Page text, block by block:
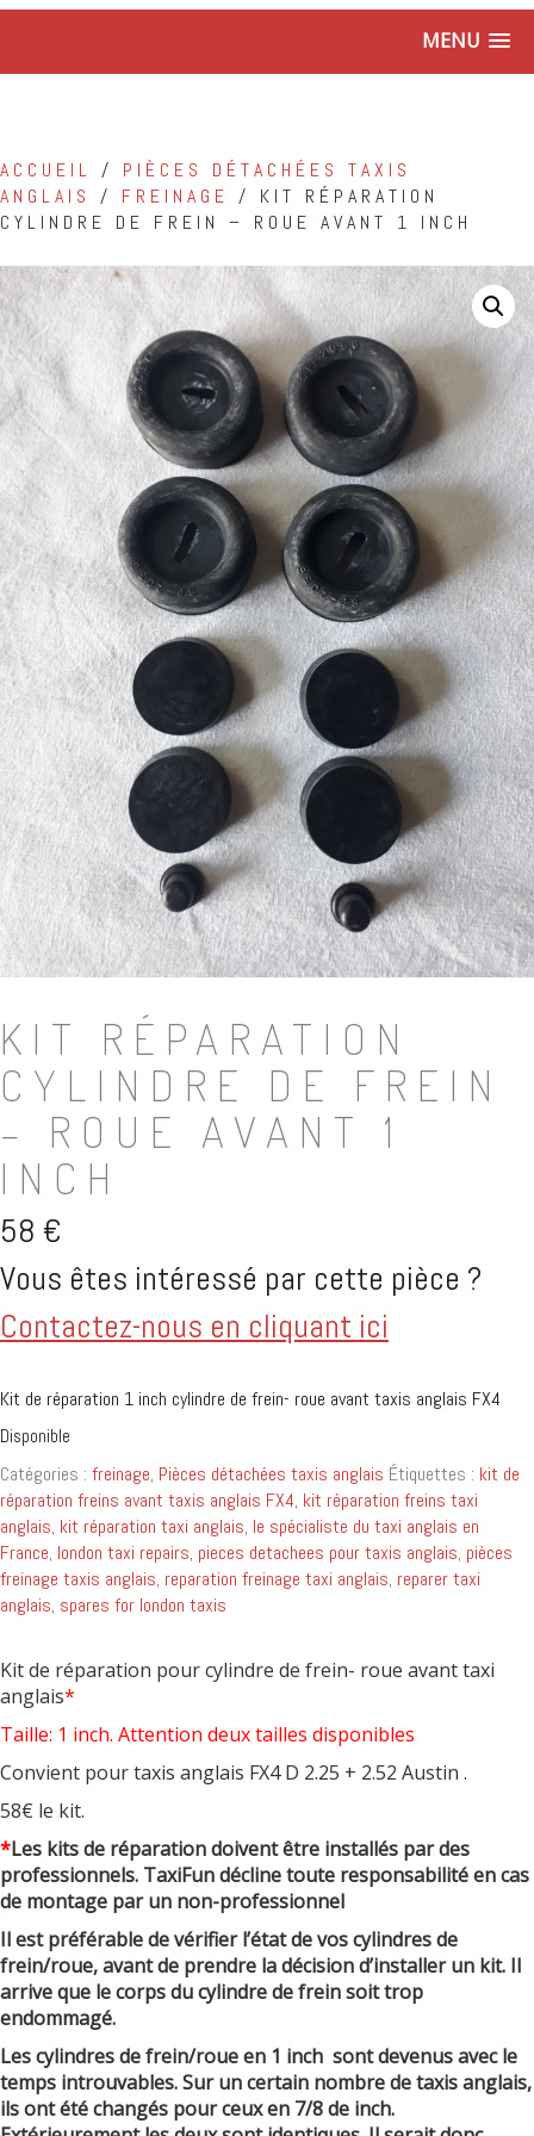
MENU
ACCUEIL / PIÈCES DÉTACHÉES TAXIS
ANGLAIS
/ FREINAGE / KIT RÉPARATION
CYLINDRE DE FREIN – ROUE AVANT 1 INCH
KIT RÉPARATION
CYLINDRE DE FREIN
– ROUE AVANT 1
INCH
58 €
Vous êtes intéressé par cette pièce ?
Contactez-nous en cliquant ici
Kit de réparation 1 inch cylindre de frein- roue avant taxis anglais FX4
Disponible
Catégories : freinage, Pièces détachées taxis anglais Étiquettes : kit de
réparation freins avant taxis anglais FX4, kit réparation freins taxi
anglais, kit réparation taxi anglais, le spécialiste du taxi anglais en
France, london taxi repairs, pieces detachees pour taxis anglais, pièces
freinage taxis anglais, reparation freinage taxi anglais, reparer taxi
anglais, spares for london taxis
Kit de réparation pour cylindre de frein- roue avant taxi
anglais*
Taille: 1 inch. Attention deux tailles disponibles
Convient pour taxis anglais FX4 D 2.25 + 2.52 Austin .
58€ le kit.
*Les kits de réparation doivent être installés par des
professionnels. TaxiFun décline toute responsabilité en cas
de montage par un non-professionnel
Il est préférable de vérifier l’état de vos cylindres de
frein/roue, avant de prendre la décision d’installer un kit. Il
arrive que le corps du cylindre de frein soit trop
endommagé.
Les cylindres de frein/roue en 1 inch sont devenus avec le
temps introuvables. Sur un certain nombre de taxis anglais,
ils ont été changés pour ceux en 7/8 de inch.